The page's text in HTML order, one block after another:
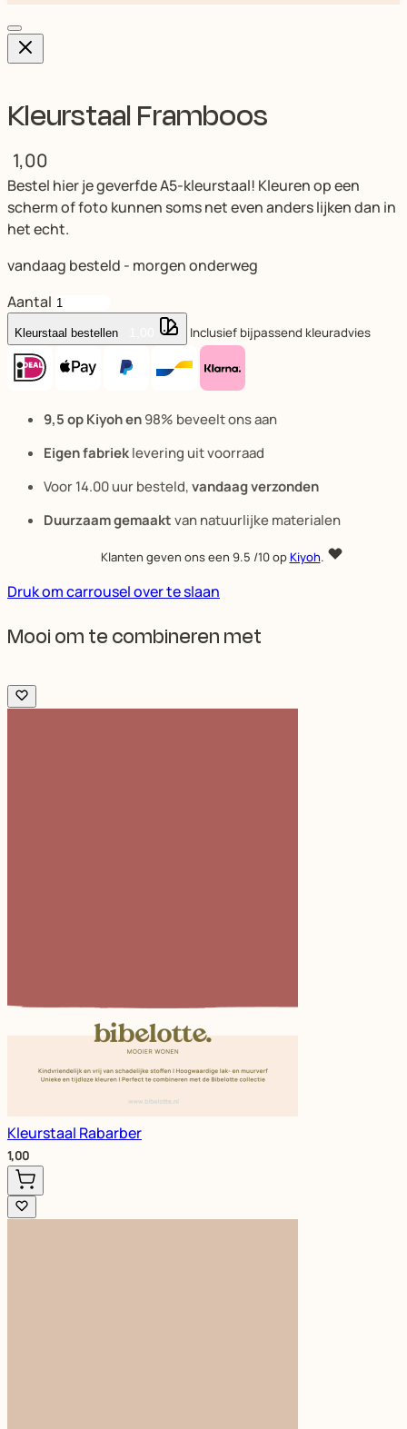
Kleurstaal Framboos
1,00
Bestel hier je geverfde A5-kleurstaal! Kleuren op een
scherm of foto kunnen soms net even anders lijken dan in
het echt.
vandaag besteld - morgen onderweg
Aantal
Kleurstaal bestellen Inclusief bijpassend kleuradvies
9,5 op Kiyoh en98% beveelt ons aan
Eigen fabrieklevering uit voorraad
Voor 14.00 uur besteld,vandaag verzonden
Duurzaam gemaaktvan natuurlijke materialen
Klanten geven ons een 9.5 /10 opKiyoh.
Druk om carrousel over te slaan
Mooi om te combineren met
Kleurstaal Rabarber
1,00